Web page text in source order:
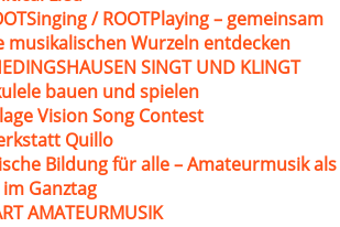
/ ROOTPlaying – gemeinsam
musikalischen Wurzeln entdecken
SINGT UND KLINGT
bauen und spielen
Vision Song Contest
Quillo
Bildung für alle – Amateurmusik als
Ganztag
AMATEURMUSIK